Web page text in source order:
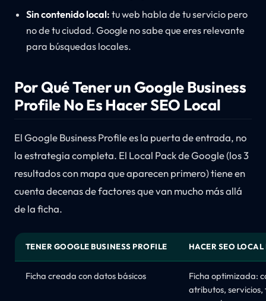
Sin contenido local: tu web habla de tu servicio pero
no de tu ciudad. Google no sabe que eres relevante
para búsquedas locales.
Por Qué Tener un Google Business
Profile No Es Hacer SEO Local
El Google Business Profile es la puerta de entrada, no
la estrategia completa. El Local Pack de Google (los 3
resultados con mapa que aparecen primero) tiene en
cuenta decenas de factores que van mucho más allá
de la ficha.
TENER GOOGLE BUSINESS PROFILE HACER SEO
Ficha creada con datos básicos
Ficha optimizada:
atributos, servicios,